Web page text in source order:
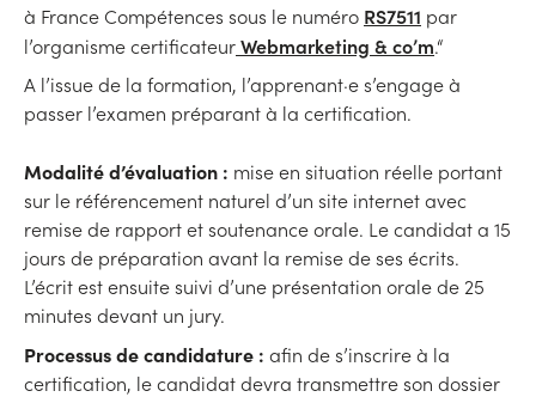
à France Compétences sous le numéro RS7511 par
l’organisme certificateurWebmarketing & co’m.“
A l’issue de la formation, l’apprenant·e s’engage à
passer l’examen préparant à la certification.
Modalité d’évaluation : mise en situation réelle portant
sur le référencement naturel d’un site internet avec
remise de rapport et soutenance orale. Le candidat a 15
jours de préparation avant la remise de ses écrits.
L’écrit est ensuite suivi d’une présentation orale de 25
minutes devant un jury.
Processus de candidature : afin de s’inscrire à la
certification, le candidat devra transmettre son dossier